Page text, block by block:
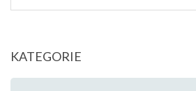
KATEGORIE